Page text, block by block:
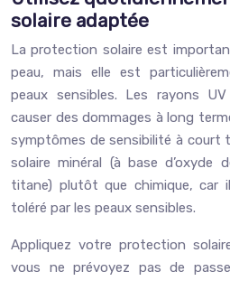
solaire adaptée
La protection solaire est
peau, mais elle est
peaux sensibles. Les rayons
causer des dommages à long
symptômes de sensibilité à court
solaire minéral (à base d’oxyde
titane) plutôt que chimique, car
toléré par les peaux sensibles.
Appliquez votre protection
vous ne prévoyez pas de